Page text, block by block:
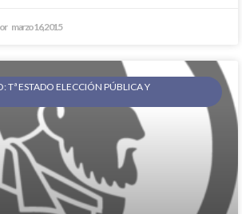
marzo 16, 2015
Tª ESTADO ELECCIÓN PÚBLICA Y